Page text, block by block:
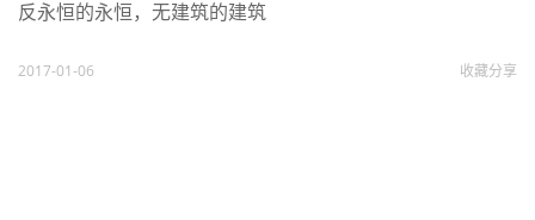
反永恒的永恒，无建筑的建筑
2017-01-06 收藏分享